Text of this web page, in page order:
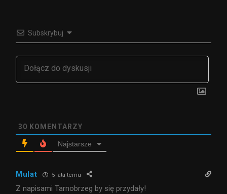
Subskrybuj
30 KOMENTARZY
Najstarsze
Mulat 5 lata temu
Z napisami Tarnobrzeg by się przydały!